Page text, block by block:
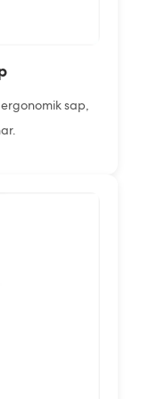
sap,